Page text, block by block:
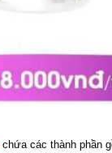
chứa các thành phần